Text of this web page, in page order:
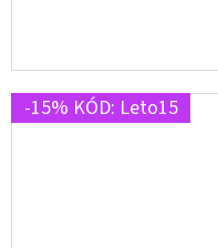
-15% KÓD: Leto15